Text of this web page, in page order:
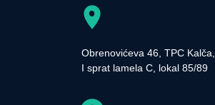
Obrenovićeva 46, TPC Kalča,
I sprat lamela C, lokal 85/89